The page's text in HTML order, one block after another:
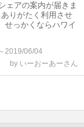
ェアの案内が届きま
りがたく利用させ
せっかくならハワイ
2019/06/04
by いーおーあーさん